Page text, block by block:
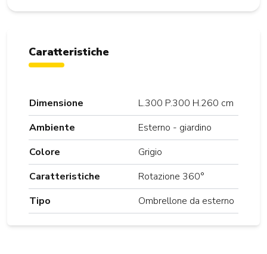
Caratteristiche
Dimensione
L.300 P.300 H.260 cm
Ambiente
Esterno - giardino
Colore
Grigio
Caratteristiche
Rotazione 360°
Tipo
Ombrellone da esterno